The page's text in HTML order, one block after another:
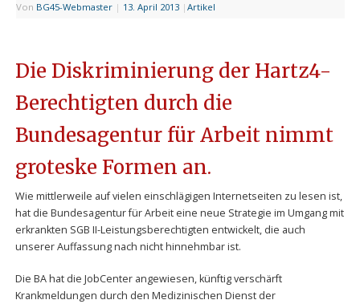
Von BG45-Webmaster | 13. April 2013 | Artikel
Die Diskriminierung der Hartz4-
Berechtigten durch die
Bundesagentur für Arbeit nimmt
groteske Formen an.
Wie mittlerweile auf vielen einschlägigen Internetseiten zu lesen ist,
hat die Bundesagentur für Arbeit eine neue Strategie im Umgang mit
erkrankten SGB II-Leistungsberechtigten entwickelt, die auch
unserer Auffassung nach nicht hinnehmbar ist.
Die BA hat die JobCenter angewiesen, künftig verschärft
Krankmeldungen durch den Medizinischen Dienst der